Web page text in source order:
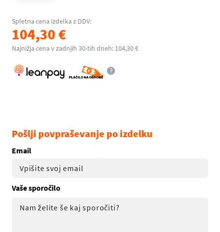
Spletna cena izdelka z DDV:
104,30 €
Najnižja cena v zadnjih 30-tih dneh: 104,30 €
Pošlji povpraševanje po izdelku
Email
Vaše sporočilo